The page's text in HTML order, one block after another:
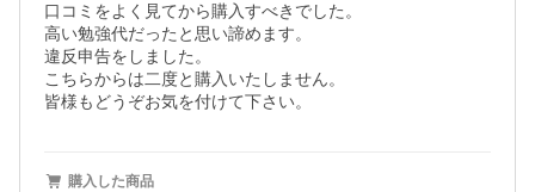
口コミをよく見てから購入すべきでした。
高い勉強代だったと思い諦めます。
違反申告をしました。
こちらからは二度と購入いたしません。
皆様もどうぞお気を付けて下さい。
購入した商品